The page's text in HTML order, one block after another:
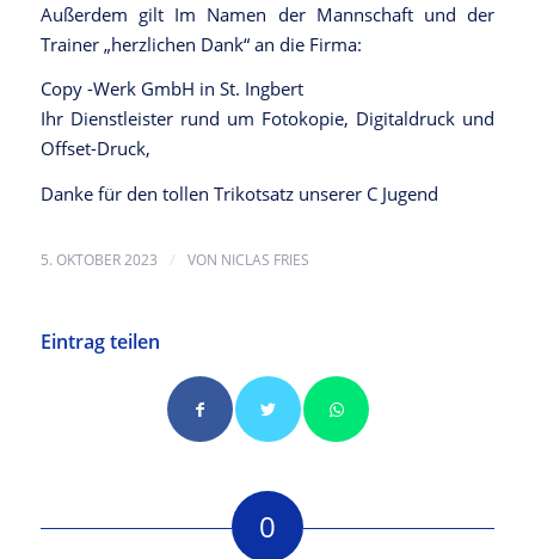
Außerdem gilt Im Namen der Mannschaft und der
Trainer „herzlichen Dank“ an die Firma:
Copy -Werk GmbH in St. Ingbert
Ihr Dienstleister rund um Fotokopie, Digitaldruck und
Offset-Druck,
Danke für den tollen Trikotsatz unserer C Jugend
5. OKTOBER 2023 / VON NICLAS FRIES
Eintrag teilen
0